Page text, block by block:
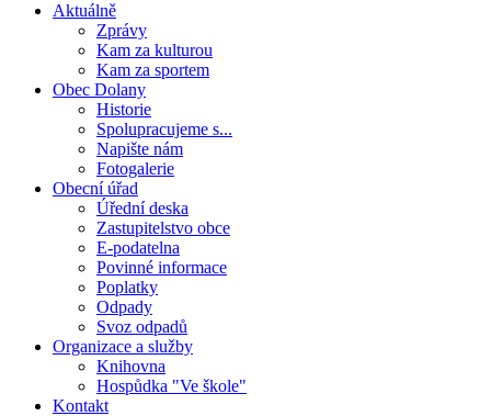
Aktuálně
Zprávy
Kam za kulturou
Kam za sportem
Obec Dolany
Historie
Spolupracujeme s...
Napište nám
Fotogalerie
Obecní úřad
Úřední deska
Zastupitelstvo obce
E-podatelna
Povinné informace
Poplatky
Odpady
Svoz odpadů
Organizace a služby
Knihovna
Hospůdka "Ve škole"
Kontakt